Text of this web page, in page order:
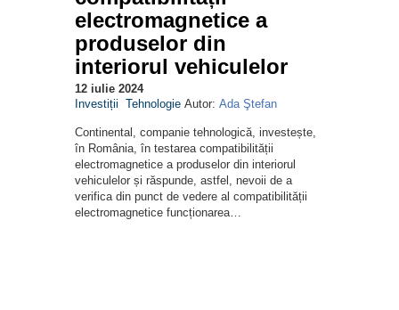
electromagnetice a
produselor din
interiorul vehiculelor
12 iulie 2024
Investiții Tehnologie Autor: Ada Ştefan
Continental, companie tehnologică, investește,
în România, în testarea compatibilității
electromagnetice a produselor din interiorul
vehiculelor și răspunde, astfel, nevoii de a
verifica din punct de vedere al compatibilității
electromagnetice funcționarea…